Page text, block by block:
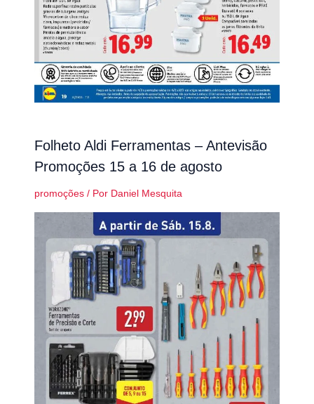
Folheto Aldi Ferramentas – Antevisão
Promoções 15 a 16 de agosto
promoções/ Por Daniel Mesquita